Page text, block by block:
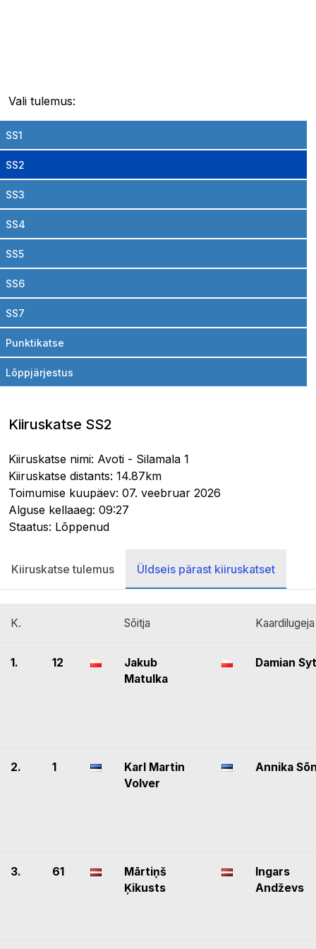
Vali tulemus:
SS1
SS2
SS3
SS4
SS5
SS6
SS7
Punktikatse
Lõppjärjestus
Kiiruskatse SS2
Kiiruskatse nimi: Avoti - Silamala 1
Kiiruskatse distants: 14.87km
Toimumise kuupäev: 07. veebruar 2026
Alguse kellaaeg: 09:27
Staatus: Lõppenud
Kiiruskatse tulemus Üldseis pärast kiiruskatset
K. Sõitja Kaardilugeja
1. 12
Jakub
Matulka
Damian
2. 1
Karl Martin
Volver
Annika
3. 61
Mārtiņš
Ķikusts
Ingars
Andževs